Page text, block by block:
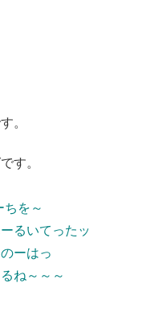
。
す。
ちを～
るいてったッ
ーはっ
ね～～～